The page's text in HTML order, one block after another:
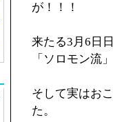
が！！！
来たる3月6日
「ソロモン流
そして実はお
た。